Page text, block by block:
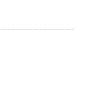
Social Media